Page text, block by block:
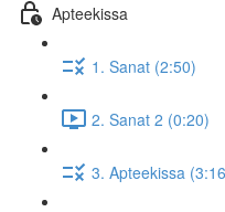
Apteekissa
1. Sanat (2:50)
2. Sanat 2 (0:20)
3. Apteekissa